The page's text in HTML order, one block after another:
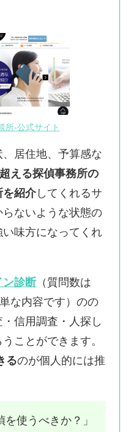
所-公式サイト
居住地、予算感な
える探偵事務所の
を紹介してくれるサ
ないような状態の
味方になってくれ
ン診断（質問数は
な内容です）のの
信用調査・人探し
ことができます。
るのが個人的には推
を使うべきか？」